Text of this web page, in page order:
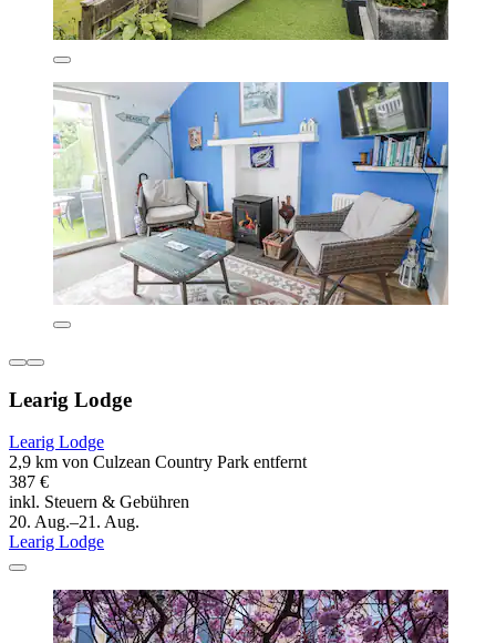
Learig Lodge
Learig Lodge
2,9 km von Culzean Country Park entfernt
387 €
inkl. Steuern & Gebühren
20. Aug.–21. Aug.
Learig Lodge